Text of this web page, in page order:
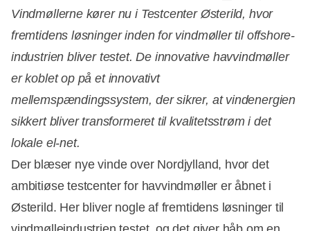
Vindmøllerne kører nu i Testcenter Østerild, hvor
fremtidens løsninger inden for vindmøller til offshore-
industrien bliver testet. De innovative havvindmøller
er koblet op på et innovativt
mellemspændingssystem, der sikrer, at vindenergien
sikkert bliver transformeret til kvalitetsstrøm i det
lokale el-net.
Der blæser nye vinde over Nordjylland, hvor det
ambitiøse testcenter for havvindmøller er åbnet i
Østerild. Her bliver nogle af fremtidens løsninger til